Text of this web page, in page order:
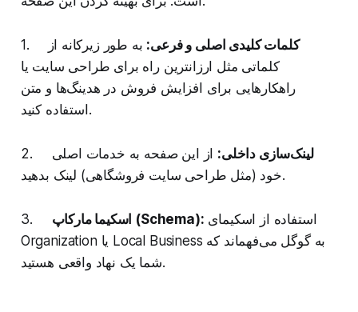
1. کلمات کلیدی اصلی و فرعی: به طور زیرکانه از
کلماتی مثل ارزانترین راه برای طراحی سایت یا
راهکارهایی برای افزایش فروش در هدینگ‌ها و متن
استفاده کنید.
2. لینک‌سازی داخلی: از این صفحه به خدمات اصلی
خود (مثل طراحی سایت فروشگاهی) لینک بدهید.
3. اسکیما مارکاپ (Schema):
Organization یا Local Business به گوگل می‌فهماند که
شما یک نهاد واقعی هستید.